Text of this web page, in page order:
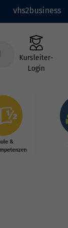
vhs2business
Kursleiter-
Login
&